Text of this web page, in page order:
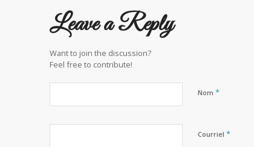
Leave a Reply
Want to join the discussion?
Feel free to contribute!
Nom *
Courriel *